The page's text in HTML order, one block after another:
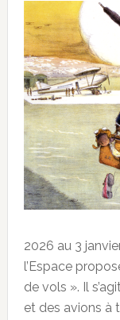
2026 au 3
l’Espace
de vols ». Il
et des avions à